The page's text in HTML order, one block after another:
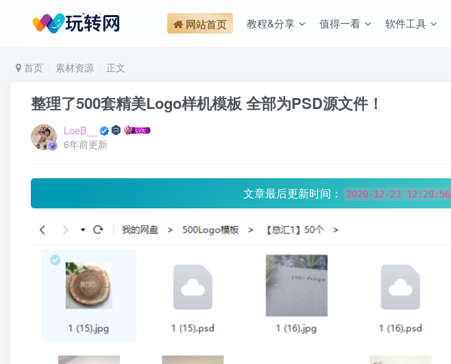
网站首页 教程&分享 值得一看 软件工具
首页 素材资源 正文
整理了500套精美Logo样机模板 全部为PSD源文件！
LoeB__
6年前更新
文章最后更新时间： 2020-12-23 12:20:56